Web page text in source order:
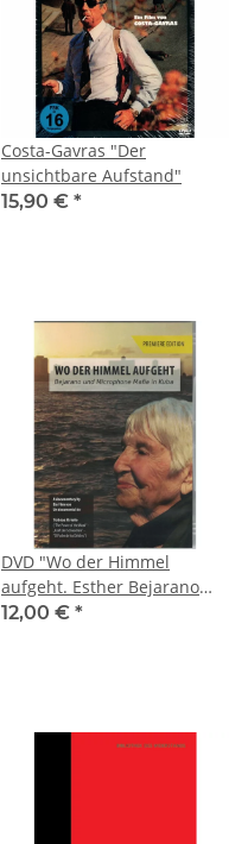
Costa-Gavras "Der
unsichtbare Aufstand"
15,90 € *
DVD "Wo der Himmel
aufgeht. Esther Bejarano
auf Ku_a"
12,00 € *